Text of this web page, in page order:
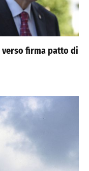
verso firma patto di